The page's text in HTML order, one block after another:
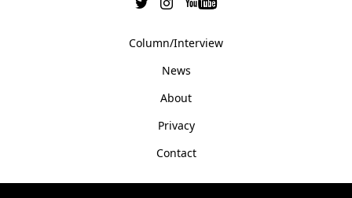
Column/Interview
News
About
Privacy
Contact